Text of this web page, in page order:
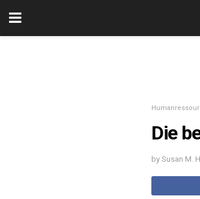
Die
by Susan M.